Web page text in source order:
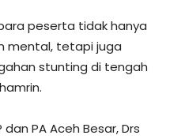
peserta tidak hanya
mental, tetapi juga
stunting di tengah
dan PA Aceh Besar, Drs